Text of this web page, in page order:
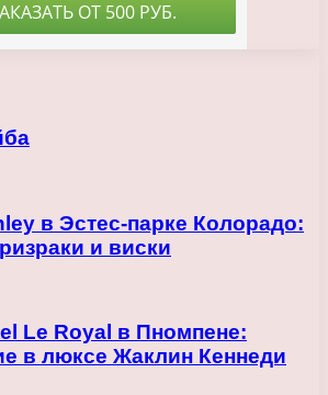
в Эстес-парке Колорадо:
и виски
Le Royal в Пномпене:
в люксе Жаклин Кеннеди